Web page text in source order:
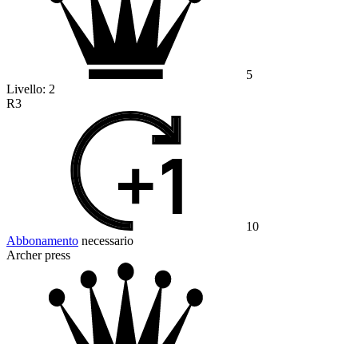
5
Livello: 2
R3
10
Abbonamento necessario
Archer press